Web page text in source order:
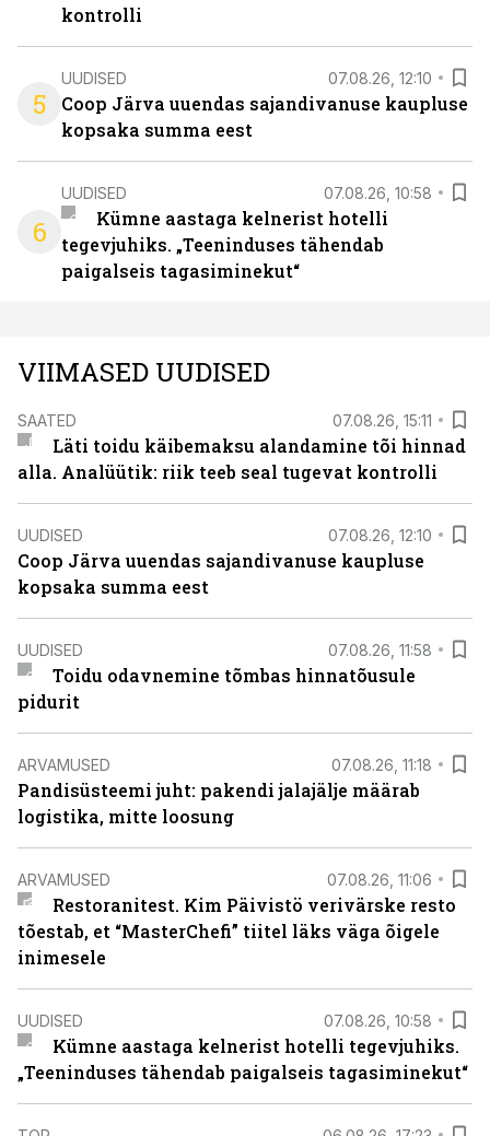
kontrolli
5
UUDISED 07.08.26, 12:10
Coop Järva uuendas sajandivanuse kaupluse
kopsaka summa eest
6
UUDISED 07.08.26, 10:58
Kümne aastaga kelnerist hotelli
tegevjuhiks. „Teeninduses tähendab
paigalseis tagasiminekut“
VIIMASED UUDISED
SAATED 07.08.26, 15:11
Läti toidu käibemaksu alandamine tõi hinnad
alla. Analüütik: riik teeb seal tugevat kontrolli
UUDISED 07.08.26, 12:10
Coop Järva uuendas sajandivanuse kaupluse
kopsaka summa eest
UUDISED 07.08.26, 11:58
Toidu odavnemine tõmbas hinnatõusule
pidurit
ARVAMUSED 07.08.26, 11:18
Pandisüsteemi juht: pakendi jalajälje määrab
logistika, mitte loosung
ARVAMUSED 07.08.26, 11:06
Restoranitest. Kim Päivistö verivärske resto
tõestab, et “MasterChefi” tiitel läks väga õigele
inimesele
UUDISED 07.08.26, 10:58
Kümne aastaga kelnerist hotelli tegevjuhiks.
„Teeninduses tähendab paigalseis tagasiminekut“